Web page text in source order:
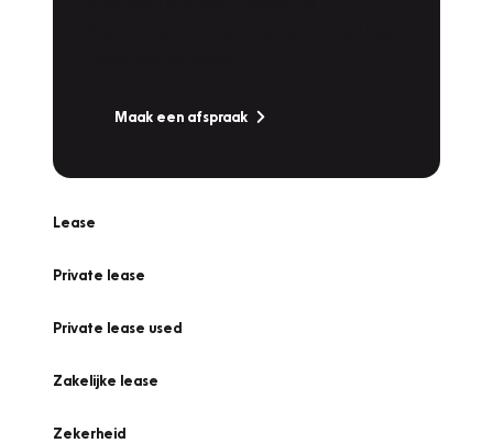
Maak een afspraak
Lease
Private lease
Private lease used
Zakelijke lease
Zekerheid